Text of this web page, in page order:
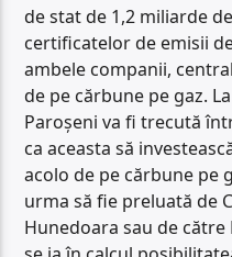
de stat de 1,2 miliarde
certificatelor de emisii
ambele companii,
de pe cărbune pe gaz.
Paroșeni va fi trecută
ca aceasta să
acolo de pe cărbune pe
urma să fie preluată de
Hunedoara sau de către